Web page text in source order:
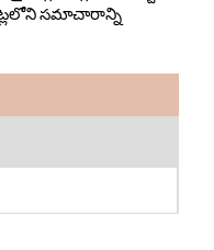
సమాచారాన్ని